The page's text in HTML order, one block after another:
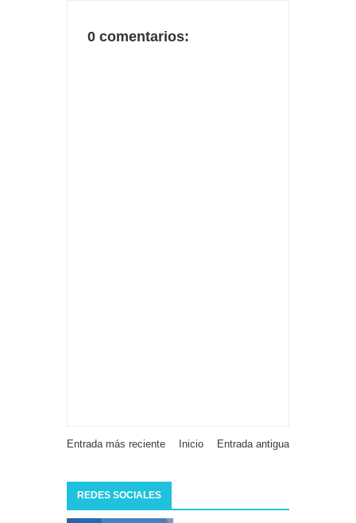
0 comentarios:
Entrada más reciente Entrada antigua
Inicio
REDES SOCIALES